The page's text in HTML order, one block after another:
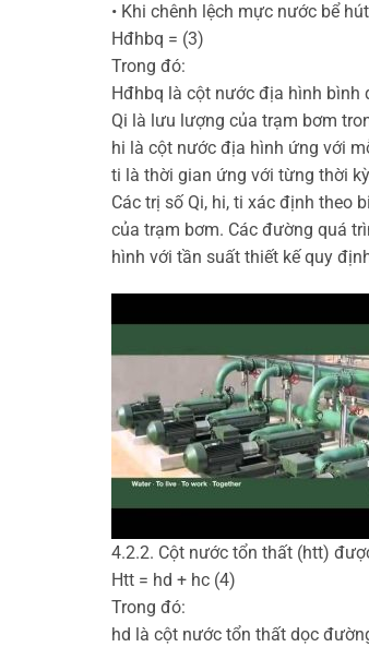
• Khi chênh lệch mực nước bể
Hđhbq = (3)
Trong đó:
Hđhbq là cột nước địa hình bình
Qi là lưu lượng của trạm bơm
hi là cột nước địa hình ứng với
ti là thời gian ứng với từng thời
Các trị số Qi, hi, ti xác định theo
của trạm bơm. Các đường quá
hình với tần suất thiết kế quy
4.2.2. Cột nước tổn thất (htt)
Htt = hd + hc (4)
Trong đó:
hd là cột nước tổn thất dọc